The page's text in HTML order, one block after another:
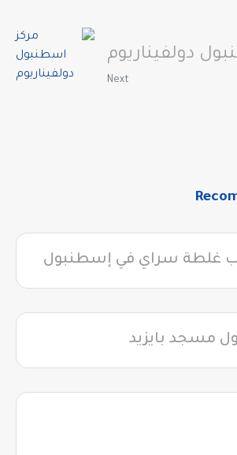
دولفيناريوم
Next
غلطة سراي في إسطنبول
مسجد بايزيد